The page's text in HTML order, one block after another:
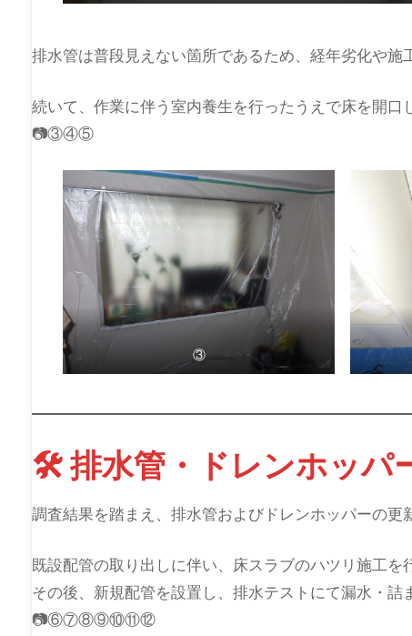
排水管は普段見えない箇所であるため、経年劣化や施
続いて、作業に伴う室内養生を行ったうえで床を開口
📷③④⑤
③
🛠 排水管・ドレンホッパ
調査結果を踏まえ、排水管およびドレンホッパーの更
既設配管の取り出しに伴い、床スラブのハツリ施工を
その後、新規配管を設置し、排水テストにて漏水・詰
📷⑥⑦⑧⑨⑩⑪⑫